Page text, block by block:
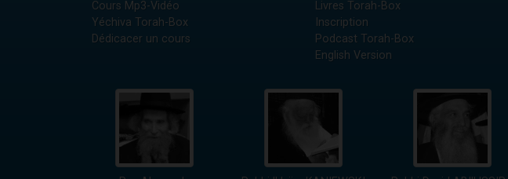
Cours Mp3-Vidéo
Yéchiva Torah-Box
Dédicacer un cours
Livres Torah-Box
Inscription
Podcast Torah-Box
English Version